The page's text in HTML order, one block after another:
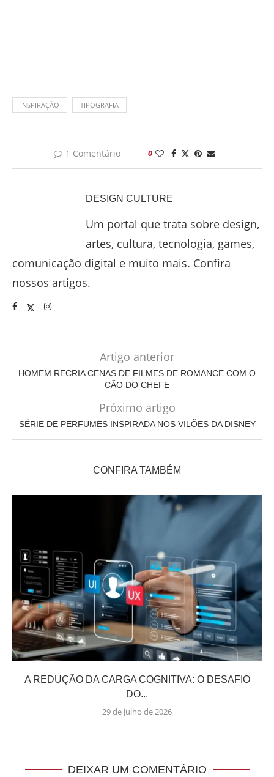
INSPIRAÇÃO TIPOGRAFIA
1 Comentário 0
DESIGN CULTURE
Um portal que trata sobre design,
artes, cultura, tecnologia, games,
comunicação digital e muito mais. Confira
nossos artigos.
Artigo anterior
HOMEM RECRIA CENAS DE FILMES DE ROMANCE COM O
CÃO DO CHEFE
Próximo artigo
SÉRIE DE PERFUMES INSPIRADA NOS VILÕES DA DISNEY
CONFIRA TAMBÉM
A REDUÇÃO DA CARGA COGNITIVA: O DESAFIO
DO...
29 de julho de 2026
DEIXAR UM COMENTÁRIO